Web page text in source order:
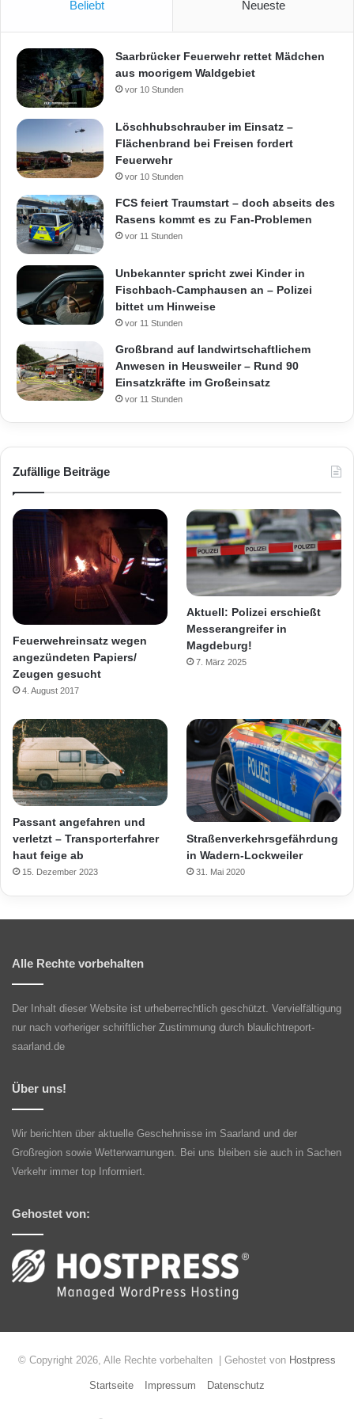
Beliebt Neueste
Saarbrücker Feuerwehr rettet Mädchen
aus moorigem Waldgebiet
vor 10 Stunden
Löschhubschrauber im Einsatz –
Flächenbrand bei Freisen fordert
Feuerwehr
vor 10 Stunden
FCS feiert Traumstart – doch abseits des
Rasens kommt es zu Fan-Problemen
vor 11 Stunden
Unbekannter spricht zwei Kinder in
Fischbach-Camphausen an – Polizei
bittet um Hinweise
vor 11 Stunden
Großbrand auf landwirtschaftlichem
Anwesen in Heusweiler – Rund 90
Einsatzkräfte im Großeinsatz
vor 11 Stunden
Zufällige Beiträge
Feuerwehreinsatz wegen
angezündeten Papiers/
Zeugen gesucht
4. August 2017
Aktuell: Polizei erschießt
Messerangreifer in
Magdeburg!
7. März 2025
Passant angefahren und
verletzt – Transporterfahrer
haut feige ab
15. Dezember 2023
Straßenverkehrsgefährdung
in Wadern-Lockweiler
31. Mai 2020
Alle Rechte vorbehalten
Der Inhalt dieser Website ist urheberrechtlich geschützt. Vervielfältigung
nur nach vorheriger schriftlicher Zustimmung durch blaulichtreport-
saarland.de
Über uns!
Wir berichten über aktuelle Geschehnisse im Saarland und der
Großregion sowie Wetterwarnungen. Bei uns bleiben sie auch in Sachen
Verkehr immer top Informiert.
Gehostet von:
© Copyright 2026, Alle Rechte vorbehalten | Gehostet von Hostpress
Startseite Impressum Datenschutz